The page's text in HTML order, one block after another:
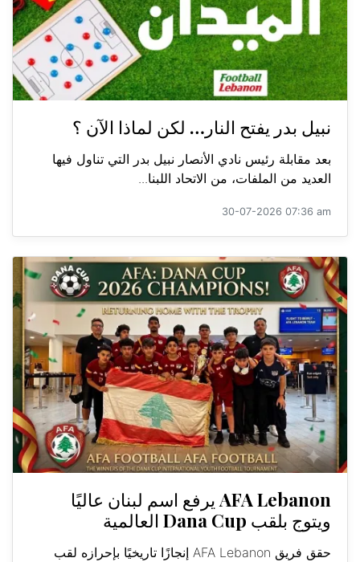
نبيل بدر يفتح النار… لكن لماذا الآن ؟
بعد مقابلة رئيس نادي الأنصار نبيل بدر التي تناول فيها
العديد من الملفات، من الاتحاد اللبنا...
30-07-2026 07:36 am
AFA Lebanon يرفع اسم لبنان عاليًا
ويتوج بلقب Dana Cup العالمية
حقق فريق AFA Lebanon إنجازًا تاريخيًا بإحرازه لقب